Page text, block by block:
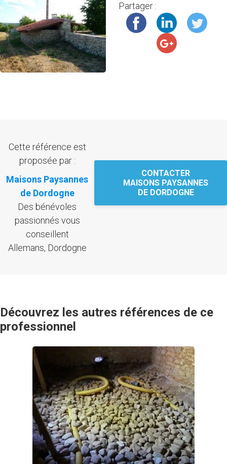
Partager :
Cette référence est
proposée par :
Maisons Paysannes
de Dordogne
Des bénévoles
passionnés vous
conseillent
Allemans, Dordogne
CONTACTER
MAISONS PAYSANNES
DE DORDOGNE
Découvrez les autres références de ce
professionnel